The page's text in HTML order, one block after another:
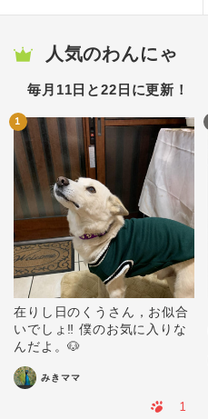
人気のわんにゃ
毎月11日と22日に更新！
1
在りし日のくうさん，お似合
いでしょ‼️ 僕のお気に入りな
んだよ。🐶
みきママ
1